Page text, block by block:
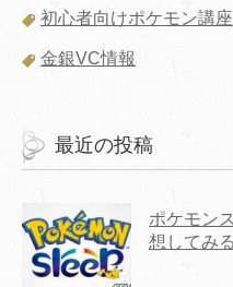
初心者向けポケモン講座
金銀VC情報
最近の投稿
ポケモン
想してみる